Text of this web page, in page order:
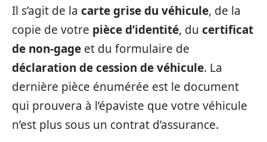
Il s’agit de la carte grise du véhicule, de la
copie de votre pièce d’identité, du certificat
de non-gage et du formulaire de
déclaration de cession de véhicule. La
dernière pièce énumérée est le document
qui prouvera à l’épaviste que votre véhicule
n’est plus sous un contrat d’assurance.